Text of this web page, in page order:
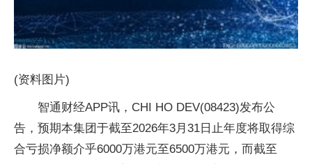
(资料图片)
智通财经APP讯，CHI HO DEV(08423)发布公
告，预期本集团于截至2026年3月31日止年度将取得综
合亏损净额介乎6000万港元至6500万港元，而截至